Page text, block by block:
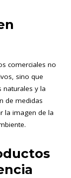
comerciales no
sino que
naturales y la
de medidas
la imagen de la